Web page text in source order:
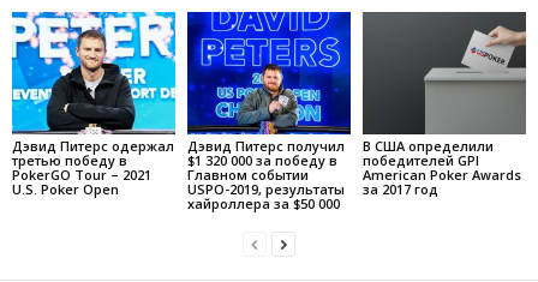
Дэвид Питерс одержал
третью победу в
PokerGO Tour – 2021
U.S. Poker Open
Дэвид Питерс получил
$1 320 000 за победу в
Главном событии
USPO-2019, результаты
хайроллера за $50 000
В США определили
победителей GPI
American Poker Awards
за 2017 год